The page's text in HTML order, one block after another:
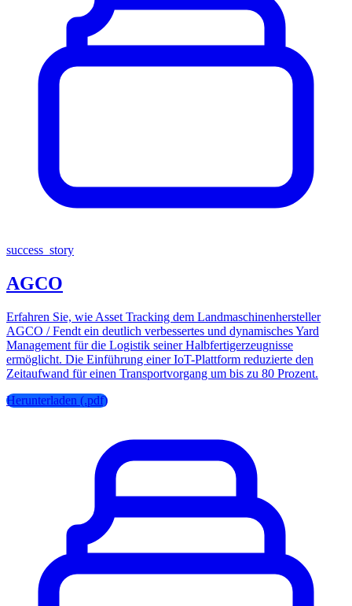
success_story
AGCO
Erfahren Sie, wie Asset Tracking dem Landmaschinenhersteller
AGCO / Fendt ein deutlich verbessertes und dynamisches Yard
Management für die Logistik seiner Halbfertigerzeugnisse
ermöglicht. Die Einführung einer IoT-Plattform reduzierte den
Zeitaufwand für einen Transportvorgang um bis zu 80 Prozent.
Herunterladen (.pdf)